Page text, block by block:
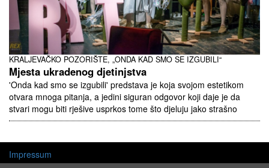
KRALJEVAČKO POZORIŠTE, „ONDA KAD SMO SE IZGUBILI“
Mjesta ukradenog djetinjstva
'Onda kad smo se izgubili' predstava je koja svojom estetikom
otvara mnoga pitanja, a jedini siguran odgovor koji daje je da
stvari mogu biti rješive usprkos tome što djeluju jako strašno
Impressum